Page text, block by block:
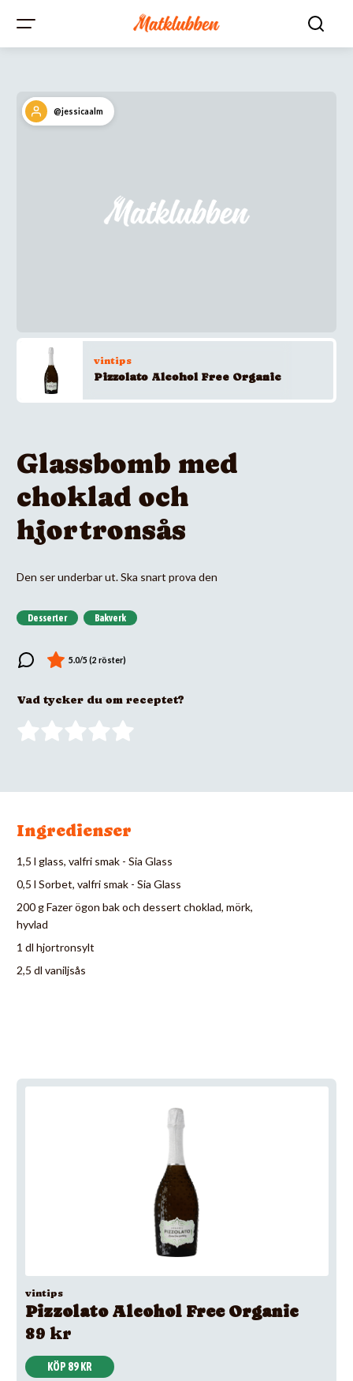
@jessicaalm
vintips
Pizzolato Alcohol Free Organic
Glassbomb med
choklad och
hjortronsås
Den ser underbar ut. Ska snart prova den
Desserter Bakverk
Vad tycker du om receptet?
Ingredienser
1,5 l glass, valfri smak - Sia Glass
0,5 l Sorbet, valfri smak - Sia Glass
200 g Fazer ögon bak och dessert choklad, mörk,
hyvlad
1 dl hjortronsylt
2,5 dl vaniljsås
vintips
Pizzolato Alcohol Free Organic
89 kr
KÖP 89 KR